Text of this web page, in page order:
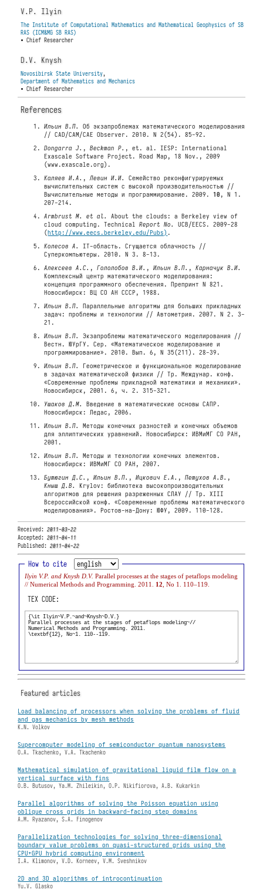
V.P. Ilyin
The Institute of Computational Mathematics and Mathematical Geophysics of SB
RAS (ICM&MG SB RAS)
• Chief Researcher
D.V. Knysh
Novosibirsk State University,
Department of Mathematics and Mechanics
• Chief Researcher
References
Ильин В.П.
Об экзапроблемах математического моделирования
// CAD/CAM/CAE Observer. 2010. N 2(54). 85-92.
Dongarra J. ,Beckman P. , et. al. IESP: International
Exascale Software Project. Road Map, 18 Nov., 2009
(www.exascale.org).
Каляев И.А. ,Левин И.И.
Семейство реконфигурируемых
вычислительных систем с высокой производительностью //
Вычислительные методы и программирование. 2009.10 , N 1.
207-214.
Armbrust M.
et al.
About the clouds: a Berkeley view of
cloud computing. Technical Report No.
UCB/EECS. 2009-28
(http://www.eecs.berkeley.edu/Pubs) .
Колесов А.
IT-область. Сгущается облачность //
Суперкомпьютеры. 2010. N 3. 8-13.
Алексеев А.С. ,Гололобов В.И. ,Ильин В.П. ,Карначук В.И.
Комплексный центр математического моделирования:
концепция программного обеспечения. Препринт N 821.
Новосибирск: ВЦ СО АН СССР, 1988.
Ильин В.П.
Параллельные алгоритмы для больших прикладных
задач: проблемы и технологии // Автометрия. 2007. N 2. 3-
21.
Ильин В.П.
Экзапроблемы математического моделирования //
Вестн. ЮУрГУ. Cер. «Математическое моделирование и
программирование». 2010. Вып. 6, N 35(211). 28-39.
Ильин В.П.
Геометрическое и функциональное моделирование
в задачах математической физики // Тр. Междунар. конф.
«Современные проблемы прикладной математики и механики».
Новосибирск, 2001. 6, ч. 2. 315-321.
Ушаков Д.М.
Введение в математические основы САПР.
Новосибирск: Ледас, 2006.
Ильин В.П.
Методы конечных разностей и конечных объемов
для эллиптических уравнений. Новосибирск: ИВМиМГ СО РАН,
2001.
Ильин В.П.
Методы и технологии конечных элементов.
Новосибирск: ИВМиМГ СО РАН, 2007.
Бутюгин Д.С. ,Ильин В.П. ,Ицкович Е.А. ,Петухов А.В. ,
Кныш Д.В.
Krylov: библиотека высокопроизводительных
алгоритмов для решения разреженных СЛАУ // Тр. XIII
Всероссийской конф. «Современные проблемы математического
моделирования». Ростов-на-Дону: ЮФУ, 2009. 110-128.
Received:2011-03-22
Accepted:2011-04-11
Published:2011-04-22
How to cite
Ilyin V.P. and Knysh D.V.Parallel processes at the stages of petaflops modeling
// Numerical Methods and Programming. 2011. 12, No 1. 110–119.
TEX CODE:
Featured articles
Load balancing of processors when solving the problems of fluid
and gas mechanics by mesh methods
K.N. Volkov
Supercomputer modeling of semiconductor quantum nanosystems
O.A. Tkachenko, V.A. Tkachenko
Mathematical simulation of gravitational liquid film flow on a
vertical surface with fins
O.B. Butusov, Ya.M. Zhileikin, O.P. Nikifiorova, A.B. Kukarkin
Parallel algorithms of solving the Poisson equation using
oblique cross grids in backward-facing step domains
A.M. Ryazanov, S.A. Finogenov
Parallelization technologies for solving three-dimensional
boundary value problems on quasi-structured grids using the
CPU+GPU hybrid computing environment
I.A. Klimonov, V.D. Korneev, V.M. Sveshnikov
2D and 3D algorithms of introcontinuation
Yu.V. Glasko